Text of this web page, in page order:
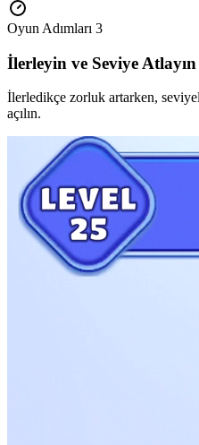
Oyun Adımları 3
İlerleyin ve Seviye Atlayın
İlerledikçe zorluk artarken,
açılın.